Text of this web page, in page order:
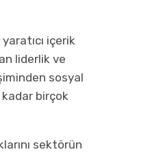
içerik
liderlik ve
sosyal
birçok
sektörün